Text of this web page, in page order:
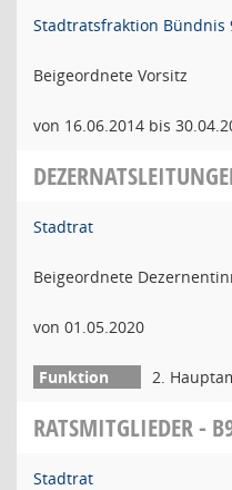
Stadtratsfraktion Bündnis
Beigeordnete Vorsitz
von 16.06.2014 bis
Stadtrat
Beigeordnete
von 01.05.2020
2.
RATSMITGLIEDER -
Stadtrat